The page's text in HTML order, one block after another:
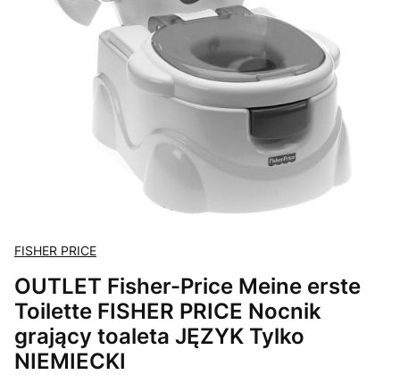
FISHER PRICE
OUTLET Fisher-Price Meine erste
Toilette FISHER PRICE Nocnik
grający toaleta JĘZYK Tylko
NIEMIECKI